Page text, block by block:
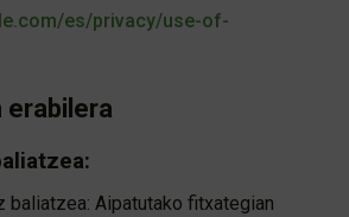
es/privacy/use-of-
erabilera
baliatzea: Aipatutako fitxategian